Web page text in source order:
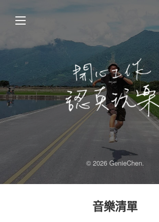
© 2026 GenieChen.
音樂清單